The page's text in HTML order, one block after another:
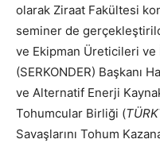
olarak Ziraat Fakültesi
seminer de
ve Ekipman Üreticileri ve
(SERKONDER) Başkanı
ve Alternatif Enerji
Tohumcular Birliği (
Savaşlarını Tohum